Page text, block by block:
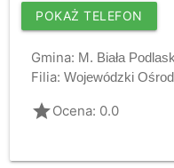
POKAŻ TELEFON
Gmina: M. Biała
Filia: Wojewódzki
gradeOcena: 0.0